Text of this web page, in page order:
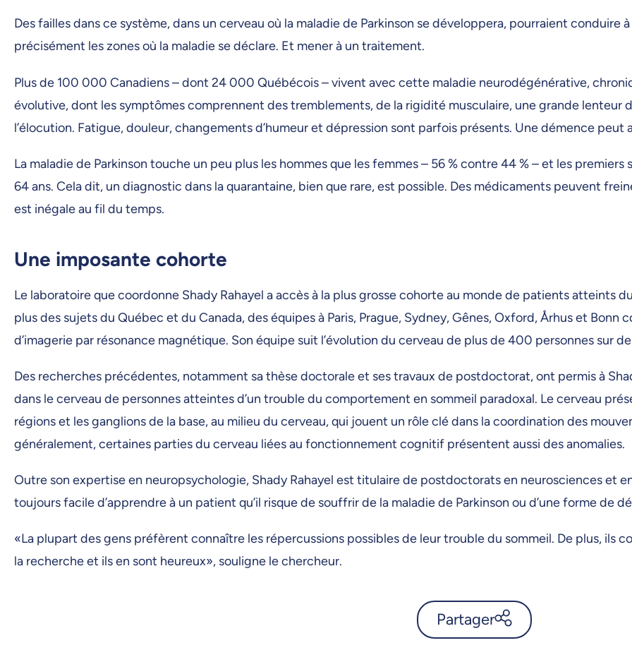
Des failles dans ce système, dans un cerveau où la maladie de Parkinson se développera, pourraient conduire
précisément les zones où la maladie se déclare. Et mener à un traitement.
Plus de 100 000 Canadiens – dont 24 000 Québécois – vivent avec cette maladie neurodégénérative,
évolutive, dont les symptômes comprennent des tremblements, de la rigidité musculaire, une grande lenteur
l’élocution. Fatigue, douleur, changements d’humeur et dépression sont parfois présents. Une démence peut
La maladie de Parkinson touche un peu plus les hommes que les femmes – 56 % contre 44 % – et les
64 ans. Cela dit, un diagnostic dans la quarantaine, bien que rare, est possible. Des médicaments peuvent
est inégale au fil du temps.
Une imposante cohorte
Le laboratoire que coordonne Shady Rahayel a accès à la plus grosse cohorte au monde de patients atteints
plus des sujets du Québec et du Canada, des équipes à Paris, Prague, Sydney, Gênes, Oxford, Århus et
d’imagerie par résonance magnétique. Son équipe suit l’évolution du cerveau de plus de 400 personnes sur
Des recherches précédentes, notamment sa thèse doctorale et ses travaux de postdoctorat, ont permis à
dans le cerveau de personnes atteintes d’un trouble du comportement en sommeil paradoxal. Le cerveau
régions et les ganglions de la base, au milieu du cerveau, qui jouent un rôle clé dans la coordination des
généralement, certaines parties du cerveau liées au fonctionnement cognitif présentent aussi des anomalies.
Outre son expertise en neuropsychologie, Shady Rahayel est titulaire de postdoctorats en neurosciences et
toujours facile d’apprendre à un patient qu’il risque de souffrir de la maladie de Parkinson ou d’une forme de
«La plupart des gens préfèrent connaître les répercussions possibles de leur trouble du sommeil. De plus, ils
la recherche et ils en sont heureux», souligne le chercheur.
Partager